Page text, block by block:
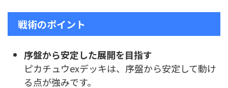
戦術のポイント
序盤から安定した展開を目指す
ピカチュウexデッキは、序盤から安定して動け
る点が強みです。